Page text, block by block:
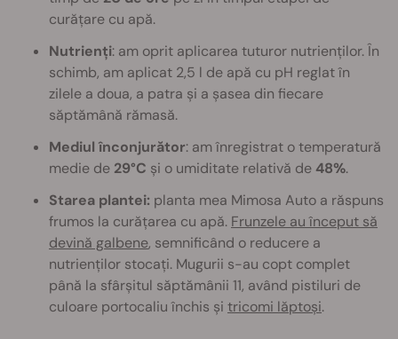
curățare cu apă.
Nutrienți: am oprit aplicarea tuturor nutrienților. În
schimb, am aplicat 2,5 l de apă cu pH reglat în
zilele a doua, a patra și a șasea din fiecare
săptămână rămasă.
Mediul înconjurător: am înregistrat o temperatură
medie de 29°C și o umiditate relativă de 48%.
Starea plantei: planta mea Mimosa Auto a răspuns
frumos la curățarea cu apă. Frunzele au început să
devină galbene, semnificând o reducere a
nutrienților stocați. Mugurii s-au copt complet
până la sfârșitul săptămânii 11, având pistiluri de
culoare portocaliu închis și tricomi lăptoși.